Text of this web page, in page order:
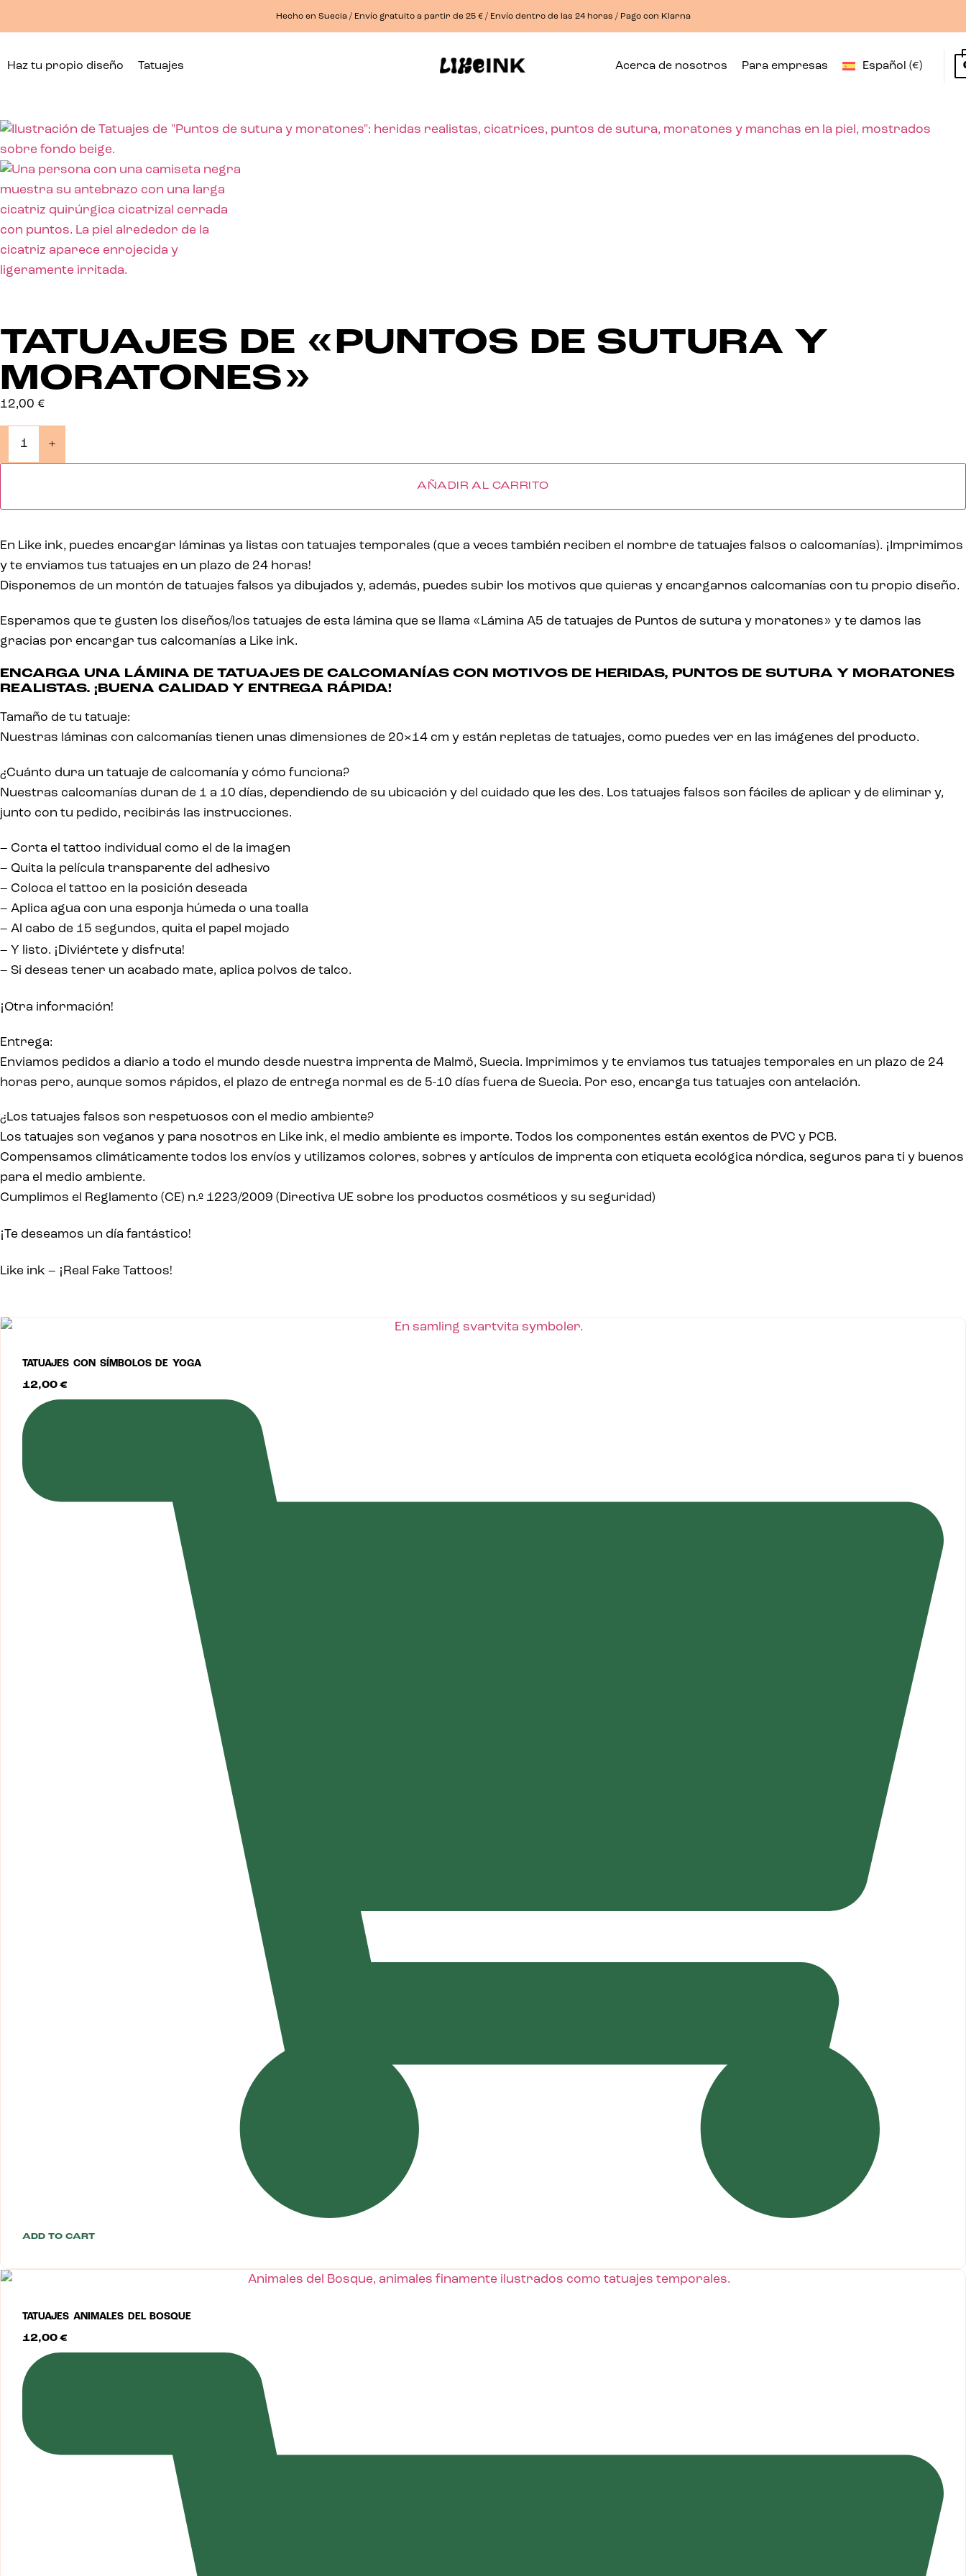
Hecho en Suecia / Envío gratuito a partir de 25 € / Envío dentro de las 24 horas / Pago con Klarna
Haz tu propio diseño Tatuajes Acerca de nosotros Para empresas Español (€)
TATUAJES DE «PUNTOS DE SUTURA Y
MORATONES»
12,00 €
+
AÑADIR AL CARRITO
En Like ink, puedes encargar láminas ya listas con tatuajes temporales (que a veces también reciben el nombre de tatuajes falsos o calcomanías). ¡ Imprimimos
y te enviamos tus tatuajes en un plazo de 24 horas!
Disponemos de un montón de tatuajes falsos ya dibujados y, además, puedes subir los motivos que quieras y encargarnos calcomanías con tu propio diseño.
Esperamos que te gusten los diseños/los tatuajes de esta lámina que se llama «Lámina A5 de tatuajes de Puntos de sutura y moratones» y te damos las
gracias por encargar tus calcomanías a Like ink.
ENCARGA UNA LÁMINA DE TATUAJES DE CALCOMANÍAS CON MOTIVOS DE HERIDAS, PUNTOS DE SUTURA Y MORATONES
REALISTAS. ¡BUENA CALIDAD Y ENTREGA RÁPIDA!
Tamaño de tu tatuaje:
Nuestras láminas con calcomanías tienen unas dimensiones de 20×14 cm y están repletas de tatuajes, como puedes ver en las imágenes del producto.
¿Cuánto dura un tatuaje de calcomanía y cómo funciona?
Nuestras calcomanías duran de 1 a 10 días, dependiendo de su ubicación y del cuidado que les des. Los tatuajes falsos son fáciles de aplicar y de eliminar y,
junto con tu pedido, recibirás las instrucciones.
– Corta el tattoo individual como el de la imagen
– Quita la película transparente del adhesivo
– Coloca el tattoo en la posición deseada
– Aplica agua con una esponja húmeda o una toalla
– Al cabo de 15 segundos, quita el papel mojado
– Y listo. ¡ Diviértete y disfruta!
– Si deseas tener un acabado mate, aplica polvos de talco.
¡Otra información!
Entrega:
Enviamos pedidos a diario a todo el mundo desde nuestra imprenta de Malmö, Suecia. Imprimimos y te enviamos tus tatuajes temporales en un plazo de 24
horas pero, aunque somos rápidos, el plazo de entrega normal es de 5-10 días fuera de Suecia. Por eso, encarga tus tatuajes con antelación.
¿Los tatuajes falsos son respetuosos con el medio ambiente?
Los tatuajes son veganos y para nosotros en Like ink, el medio ambiente es importe. Todos los componentes están exentos de PVC y PCB.
Compensamos climáticamente todos los envíos y utilizamos colores, sobres y artículos de imprenta con etiqueta ecológica nórdica, seguros para ti y buenos
para el medio ambiente.
Cumplimos el Reglamento (CE) n.º 1223/2009 (Directiva UE sobre los productos cosméticos y su seguridad)
¡Te deseamos un día fantástico!
Like ink – ¡ Real Fake Tattoos!
TATUAJES CON SÍMBOLOS DE YOGA
12,00 €
ADD TO CART
TATUAJES ANIMALES DEL BOSQUE
12,00 €